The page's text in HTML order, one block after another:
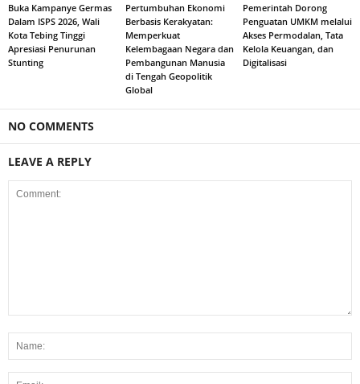
Buka Kampanye Germas
Dalam ISPS 2026, Wali
Kota Tebing Tinggi
Apresiasi Penurunan
Stunting
Pertumbuhan Ekonomi
Berbasis Kerakyatan:
Memperkuat
Kelembagaan Negara dan
Pembangunan Manusia
di Tengah Geopolitik
Global
Pemerintah Dorong
Penguatan UMKM melalui
Akses Permodalan, Tata
Kelola Keuangan, dan
Digitalisasi
NO COMMENTS
LEAVE A REPLY